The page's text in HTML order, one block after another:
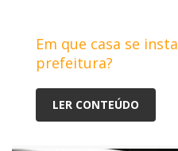
Em que casa se
prefeitura?
LER CONTEÚDO